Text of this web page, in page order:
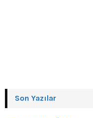
Son Yazılar